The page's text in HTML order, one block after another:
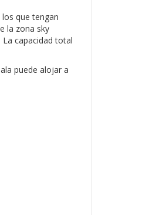
que tengan
la zona sky
capacidad total
puede alojar a